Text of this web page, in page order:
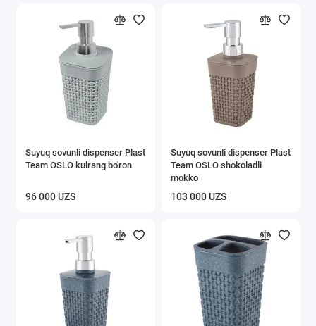
Suyuq sovunli dispenser Plast
Team OSLO kulrang bo'ron
96 000 UZS
Suyuq sovunli dispenser Plast
Team OSLO shokoladli
mokko
103 000 UZS